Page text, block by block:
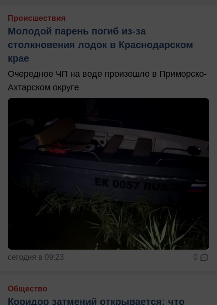
Происшествия
Молодой парень погиб из-за
столкновения лодок в Краснодарском
крае
Очередное ЧП на воде произошло в Приморско-
Ахтарском округе
сегодня в 09:23 0
Общество
Коридор затмений открывается: что